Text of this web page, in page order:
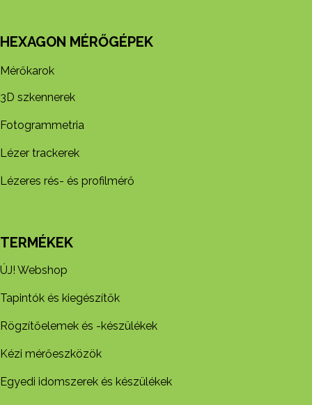
HEXAGON MÉRŐGÉPEK
Mérőkarok
3D szkennerek
Fotogrammetria
Lézer trackerek
Lézeres rés- és profilmérő
TERMÉKEK
ÚJ! Webshop
Tapintók és kiegészítők
Rögzítőelemek és -készül​ékek
Kézi mérőeszközök
Egyedi idomszerek és készülékek